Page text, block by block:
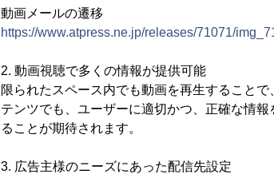
動画メールの遷移
https://www.atpress.ne.jp/releases/71071/
2. 動画視聴で多くの情報が提供可能
限られたスペース内でも動画を再生すること
テンツでも、ユーザーに適切かつ、正確な情
ることが期待されます。
3. 広告主様のニーズにあった配信先設定